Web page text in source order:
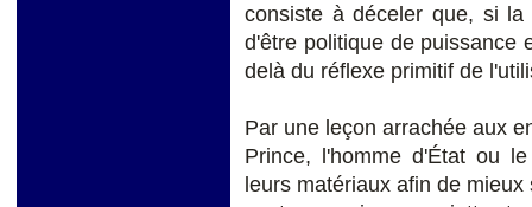
consiste à déceler que, si
d'être politique de puissance
delà du réflexe primitif de
Par une leçon arrachée aux
Prince, l'homme d'État ou
leurs matériaux afin de